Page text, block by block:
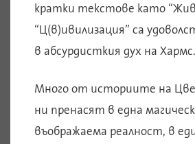
кратки текстове като
“Ц(в)ивилизация” са
в абсурдисткия дух на Хармс.
Много от историите на
ни пренасят в една
въображаема реалност, в